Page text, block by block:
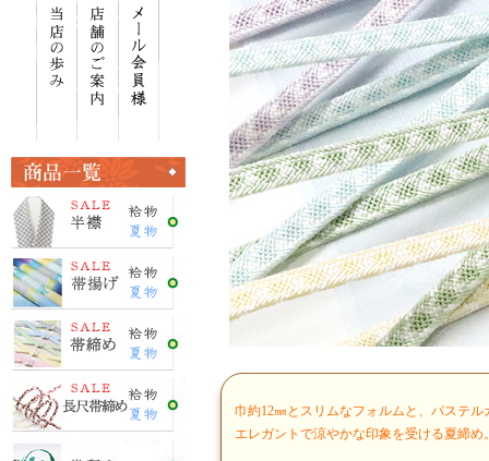
巾約12㎜とスリムなフォルムと、パステ
エレガントで涼やかな印象を受ける夏締め